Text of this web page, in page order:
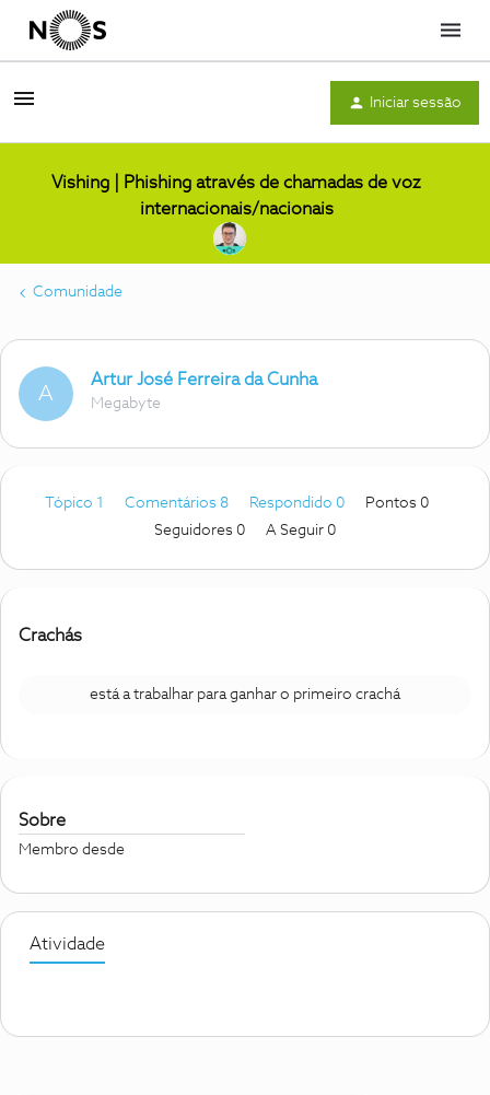
Menu
Iniciar sessão
Vishing | Phishing através de chamadas de voz
internacionais/nacionais
Comunidade
A
Artur José Ferreira da Cunha
Megabyte
Tópico 1 Comentários 8 Respondido 0
Pontos 0
Seguidores 0 A Seguir 0
Crachás
está a trabalhar para ganhar o primeiro crachá
Sobre
Membro desde
Atividade